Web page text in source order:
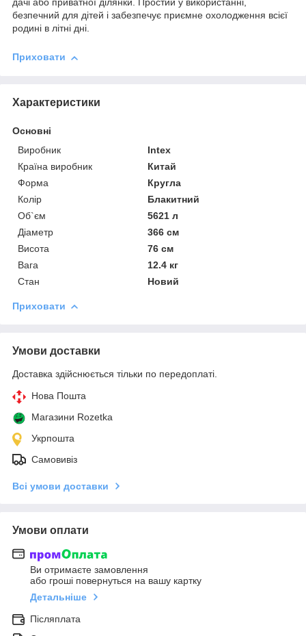
дачі або приватної ділянки. Простий у використанні,
безпечний для дітей і забезпечує приємне охолодження всієї
родині в літні дні.
Приховати
Характеристики
Основні
Виробник
Intex
Країна виробник
Китай
Форма
Кругла
Колір
Блакитний
Об`єм
5621 л
Діаметр
366 см
Висота
76 см
Вага
12.4 кг
Стан
Новий
Приховати
Умови доставки
Доставка здійснюється тільки по передоплаті.
Нова Пошта
Магазини Rozetka
Укрпошта
Самовивіз
Всі умови доставки
Умови оплати
Ви отримаєте замовлення
або гроші повернуться на вашу картку
Детальніше
Післяплата